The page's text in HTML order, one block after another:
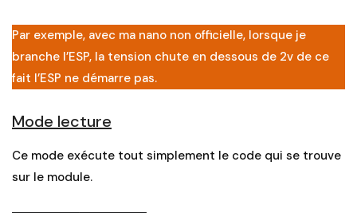
Par exemple, avec ma nano non officielle, lorsque je
branche l’ESP, la tension chute en dessous de 2v de ce
fait l’ESP ne démarre pas.
Mode lecture
Ce mode exécute tout simplement le code qui se trouve
sur le module.